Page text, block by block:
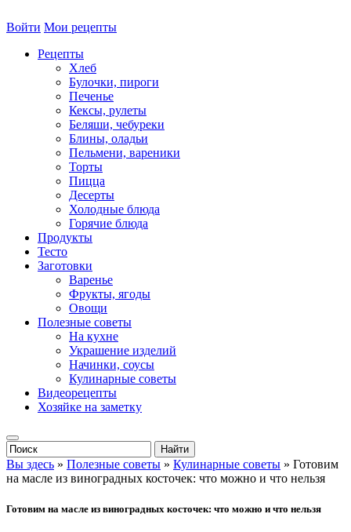
Войти Мои рецепты
Рецепты
Хлеб
Булочки, пироги
Печенье
Кексы, рулеты
Беляши, чебуреки
Блины, оладьи
Пельмени, вареники
Торты
Пицца
Десерты
Холодные блюда
Горячие блюда
Продукты
Тесто
Заготовки
Варенье
Фрукты, ягоды
Овощи
Полезные советы
На кухне
Украшение изделий
Начинки, соусы
Кулинарные советы
Видеорецепты
Хозяйке на заметку
Вы здесь » Полезные советы » Кулинарные советы » Готовим
на масле из виноградных косточек: что можно и что нельзя
Готовим на масле из виноградных косточек: что можно и что нельзя